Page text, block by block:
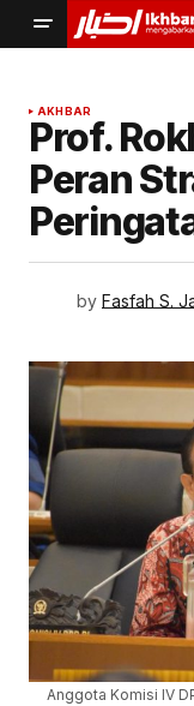
AKHBAR
Prof.
Peran
by Fasfah S.
Anggota Komisi IV